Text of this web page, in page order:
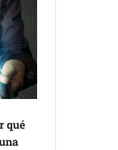
qué